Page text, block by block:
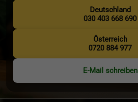
Deutschland
030 403 668 690
Österreich
0720 884 977
E-Mail schreiben